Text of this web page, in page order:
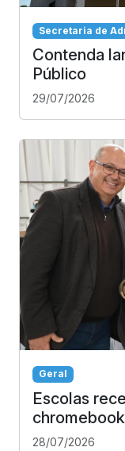
Secretaria de
Contenda
Público
29/07/2026
Geral
Escolas
28/07/2026